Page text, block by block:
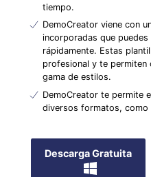
tiempo.
DemoCreator viene con
incorporadas que
rápidamente. Estas
profesional y te permiten
gama de estilos.
DemoCreator te permite
diversos formatos, como
Descarga Gratuita